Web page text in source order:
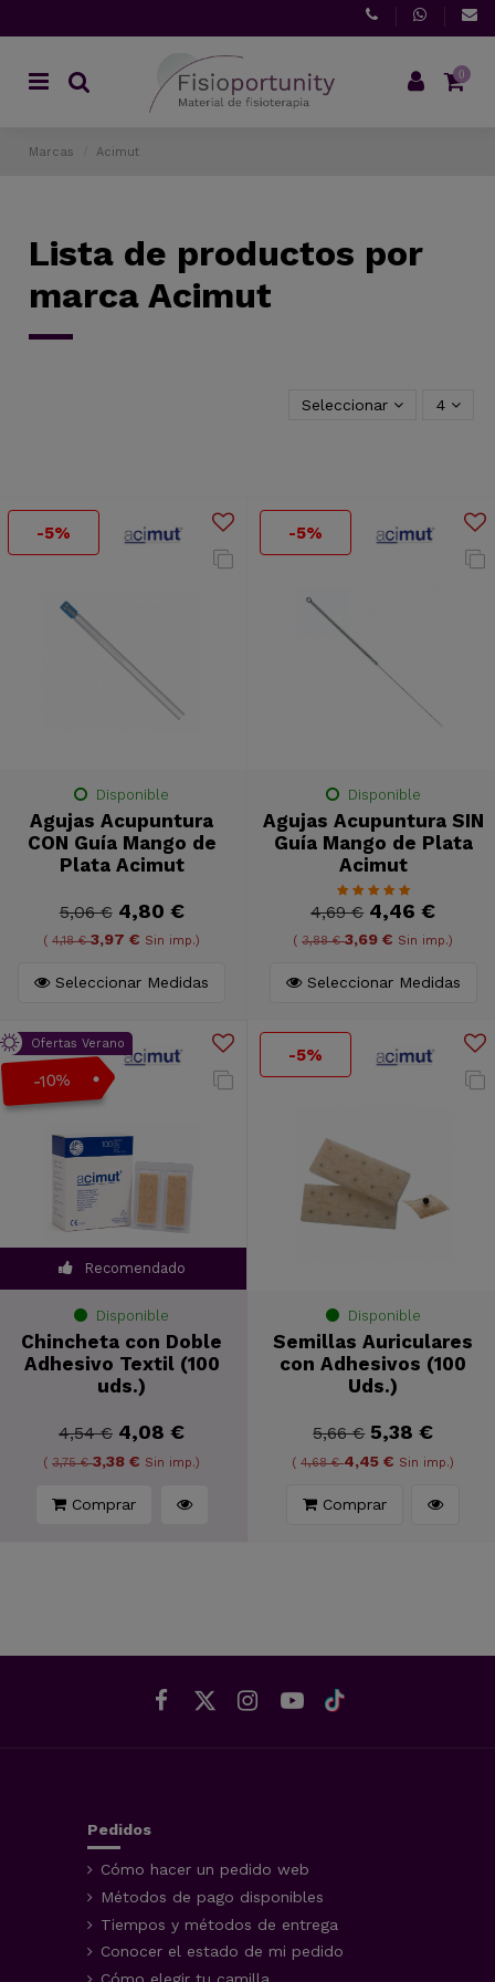
0
Marcas Acimut
Lista de productos por
marca Acimut
Seleccionar 4
-5%
Disponible
Agujas Acupuntura
CON Guía Mango de
Plata Acimut
5,06 € 4,80 €
(4,18 €3,97 € Sin imp.)
Seleccionar Medidas
-5%
Disponible
Agujas Acupuntura SIN
Guía Mango de Plata
Acimut
4,69 € 4,46 €
(3,88 €3,69 € Sin imp.)
Seleccionar Medidas
Ofertas Verano
-10%
Recomendado
Disponible
Chincheta con Doble
Adhesivo Textil (100
uds.)
4,54 € 4,08 €
(3,75 €3,38 € Sin imp.)
Comprar
-5%
Disponible
Semillas Auriculares
con Adhesivos (100
Uds.)
5,66 € 5,38 €
(4,68 €4,45 € Sin imp.)
Comprar
Pedidos
Cómo hacer un pedido web
Métodos de pago disponibles
Tiempos y métodos de entrega
Conocer el estado de mi pedido
Cómo elegir tu camilla